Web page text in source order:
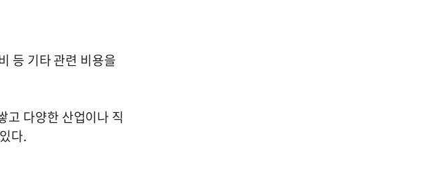
등 기타 관련 비용을
고 다양한 산업이나 직
다.